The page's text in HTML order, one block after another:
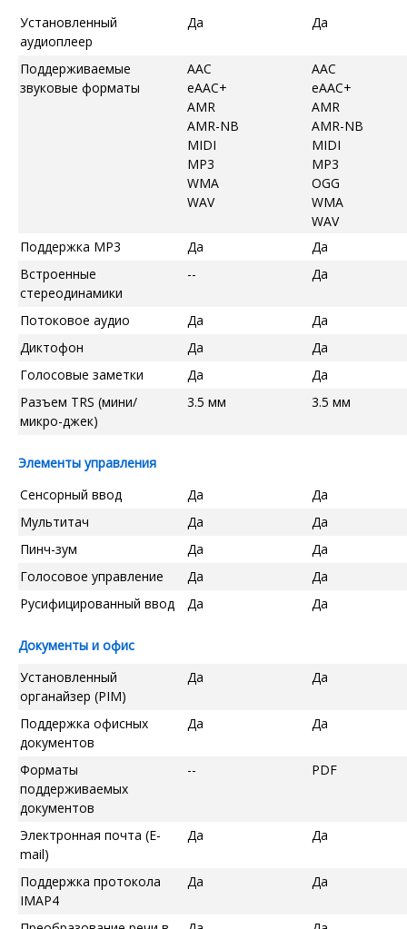
Установленный
аудиоплеер
Да Да
Поддерживаемые
звуковые форматы
AAC
eAAC+
AMR
AMR-NB
MIDI
MP3
WMA
WAV
AAC
eAAC+
AMR
AMR-NB
MIDI
MP3
OGG
WMA
WAV
Поддержка MP3
Да
Да
Встроенные
стереодинамики
-- Да
Потоковое аудио Да
Да
Диктофон
Да
Да
Голосовые заметки
Да
Да
Разъем TRS (мини/
микро-джек)
3.5 мм 3.5 мм
Элементы управления
Сенсорный ввод
Да
Да
Мультитач
Да
Да
Пинч-зум
Да
Да
Голосовое управление
Да
Да
Русифицированный ввод
Да Да
Документы и офис
Установленный
органайзер (PIM)
Да Да
Поддержка офисных
документов
Да Да
Форматы
поддерживаемых
документов
-- PDF
Электронная почта (E-
mail)
Да Да
Поддержка протокола
IMAP4
Да Да